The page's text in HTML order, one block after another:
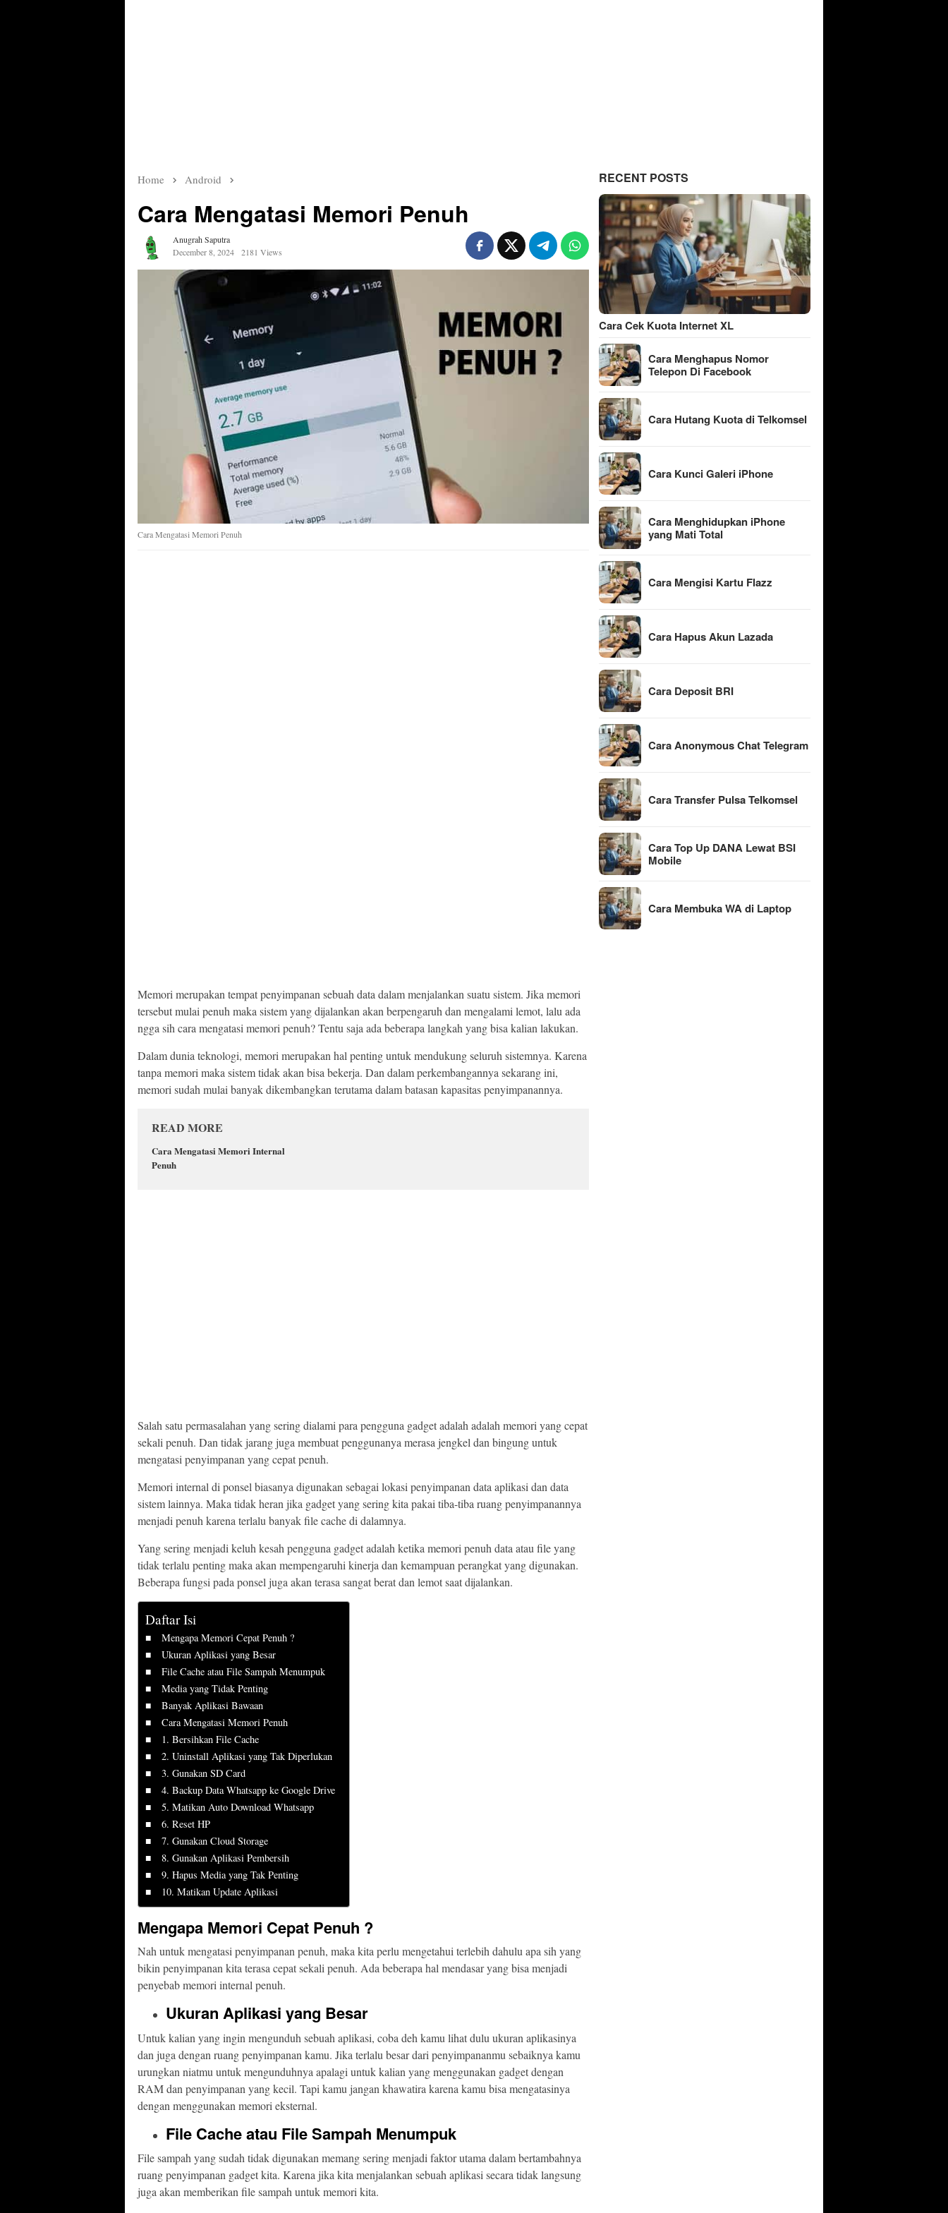
Home Android
Cara Mengatasi Memori Penuh
Anugrah Saputra
December 8, 2024
2181 Views
Cara Mengatasi Memori Penuh
Memori merupakan tempat penyimpanan sebuah data dalam menjalankan suatu sistem. Jika memori
tersebut mulai penuh maka sistem yang dijalankan akan berpengaruh dan mengalami lemot, lalu ada
ngga sih cara mengatasi memori penuh? Tentu saja ada beberapa langkah yang bisa kalian lakukan.
Dalam dunia teknologi, memori merupakan hal penting untuk mendukung seluruh sistemnya. Karena
tanpa memori maka sistem tidak akan bisa bekerja. Dan dalam perkembangannya sekarang ini,
memori sudah mulai banyak dikembangkan terutama dalam batasan kapasitas penyimpanannya.
READ MORE
Cara Mengatasi Memori Internal
Penuh
Salah satu permasalahan yang sering dialami para pengguna gadget adalah adalah memori yang cepat
sekali penuh. Dan tidak jarang juga membuat penggunanya merasa jengkel dan bingung untuk
mengatasi penyimpanan yang cepat penuh.
Memori internal di ponsel biasanya digunakan sebagai lokasi penyimpanan data aplikasi dan data
sistem lainnya. Maka tidak heran jika gadget yang sering kita pakai tiba-tiba ruang penyimpanannya
menjadi penuh karena terlalu banyak file cache di dalamnya.
Yang sering menjadi keluh kesah pengguna gadget adalah ketika memori penuh data atau file yang
tidak terlalu penting maka akan mempengaruhi kinerja dan kemampuan perangkat yang digunakan.
Beberapa fungsi pada ponsel juga akan terasa sangat berat dan lemot saat dijalankan.
Daftar Isi
Mengapa Memori Cepat Penuh ?
Ukuran Aplikasi yang Besar
File Cache atau File Sampah Menumpuk
Media yang Tidak Penting
Banyak Aplikasi Bawaan
Cara Mengatasi Memori Penuh
1. Bersihkan File Cache
2. Uninstall Aplikasi yang Tak Diperlukan
3. Gunakan SD Card
4. Backup Data Whatsapp ke Google Drive
5. Matikan Auto Download Whatsapp
6. Reset HP
7. Gunakan Cloud Storage
8. Gunakan Aplikasi Pembersih
9. Hapus Media yang Tak Penting
10. Matikan Update Aplikasi
Mengapa Memori Cepat Penuh ?
Nah untuk mengatasi penyimpanan penuh, maka kita perlu mengetahui terlebih dahulu apa sih yang
bikin penyimpanan kita terasa cepat sekali penuh. Ada beberapa hal mendasar yang bisa menjadi
penyebab memori internal penuh.
Ukuran Aplikasi yang Besar
Untuk kalian yang ingin mengunduh sebuah aplikasi, coba deh kamu lihat dulu ukuran aplikasinya
dan juga dengan ruang penyimpanan kamu. Jika terlalu besar dari penyimpananmu sebaiknya kamu
urungkan niatmu untuk mengunduhnya apalagi untuk kalian yang menggunakan gadget dengan
RAM dan penyimpanan yang kecil. Tapi kamu jangan khawatira karena kamu bisa mengatasinya
dengan menggunakan memori eksternal.
File Cache atau File Sampah Menumpuk
File sampah yang sudah tidak digunakan memang sering menjadi faktor utama dalam bertambahnya
ruang penyimpanan gadget kita. Karena jika kita menjalankan sebuah aplikasi secara tidak langsung
juga akan memberikan file sampah untuk memori kita.
RECENT POSTS
Cara Cek Kuota Internet XL
Cara Menghapus Nomor
Telepon Di Facebook
Cara Hutang Kuota di Telkomsel
Cara Kunci Galeri iPhone
Cara Menghidupkan iPhone
yang Mati Total
Cara Mengisi Kartu Flazz
Cara Hapus Akun Lazada
Cara Deposit BRI
Cara Anonymous Chat Telegram
Cara Transfer Pulsa Telkomsel
Cara Top Up DANA Lewat BSI
Mobile
Cara Membuka WA di Laptop